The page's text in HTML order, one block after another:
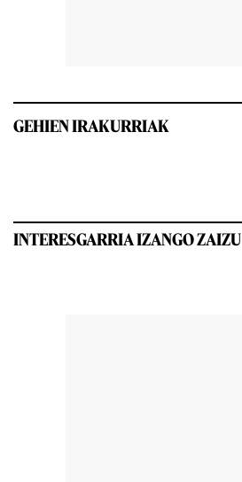
GEHIEN IRAKURRIAK
INTERESGARRIA IZANGO ZAIZU